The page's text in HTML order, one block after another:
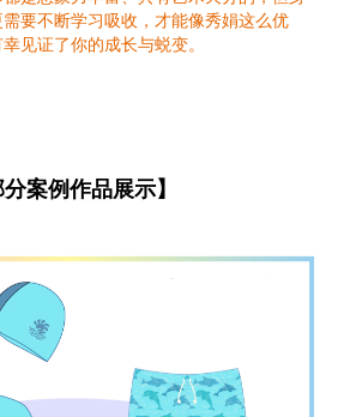
要不断学习吸收，才能像秀娟这么优
见证了你的成长与蜕变。
分案例作品展示】